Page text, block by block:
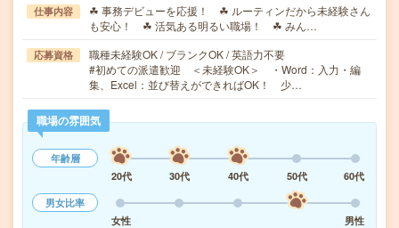
仕事内容
☘ 事務デビューを応援！ ☘ ルーティンだから未経験さん
も安心！ ☘ 活気ある明るい職場！ ☘ みん…
応募資格
職種未経験OK / ブランクOK / 英語力不要
#初めての派遣歓迎 ＜未経験OK＞ ・Word：入力・編
集、Excel：並び替えができればOK！ 少…
職場の雰囲気
年齢層
20代
30代 40代 50代
60代
男女比率
女性
男性